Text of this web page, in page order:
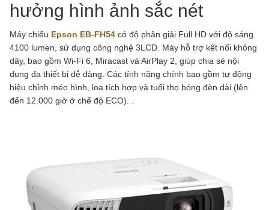
hưởng hình ảnh sắc nét
Máy chiếu Epson EB-FH54 có độ phân giải Full HD với độ sáng
4100 lumen, sử dụng công nghệ 3LCD. Máy hỗ trợ kết nối không
dây, bao gồm Wi-Fi 6, Miracast và AirPlay 2, giúp chia sẻ nội
dung đa thiết bị dễ dàng. Các tính năng chính bao gồm tự động
hiệu chỉnh méo hình, loa tích hợp và tuổi thọ bóng đèn dài (lên
đến 12.000 giờ ở chế độ ECO). .